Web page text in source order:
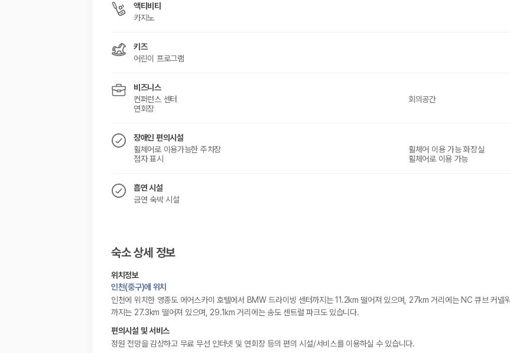
액티비티
카지노
키즈
어린이 프로그램
비즈니스
컨퍼런스 센터
회의공간
연회장
장애인 편의시설
휠체어로 이용가능한 주차장
휠체어 이용 가능 화장실
점자 표시
휠체어로 이용 가능
흡연 시설
금연 숙박 시설
숙소 상세 정보
위치정보
인천(중구)에 위치
인천에 위치한 영종도 에어스카이 호텔에서 BMW 드라이빙 센터까지는 11.2km 떨어져 있으며, 27km 거리에는 NC 큐브 커넬
까지는 27.3km 떨어져 있으며, 29.1km 거리에는 송도 센트럴 파크도 있습니다.
편의시설 및 서비스
정원 전망을 감상하고 무료 무선 인터넷 및 연회장 등의 편의 시설/서비스를 이용하실 수 있습니다.